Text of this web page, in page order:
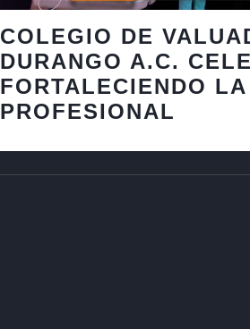
COLEGIO DE
DURANGO A.C.
FORTALECIENDO
PROFESIONAL